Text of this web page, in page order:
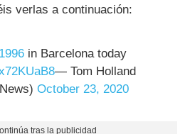
verlas a continuación:
in Barcelona today
— Tom Holland
October 23, 2020